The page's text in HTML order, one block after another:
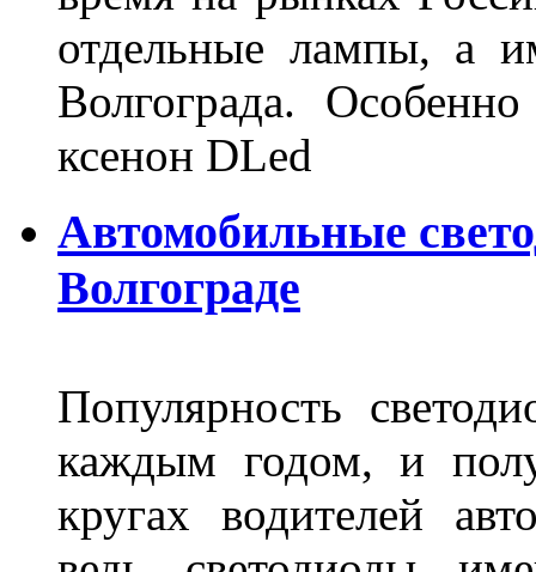
отдельные лампы, а
Волгограда.
ксенон DLed
Автомобильные
Волгограде
Популярность
каждым годом, и
кругах водителей